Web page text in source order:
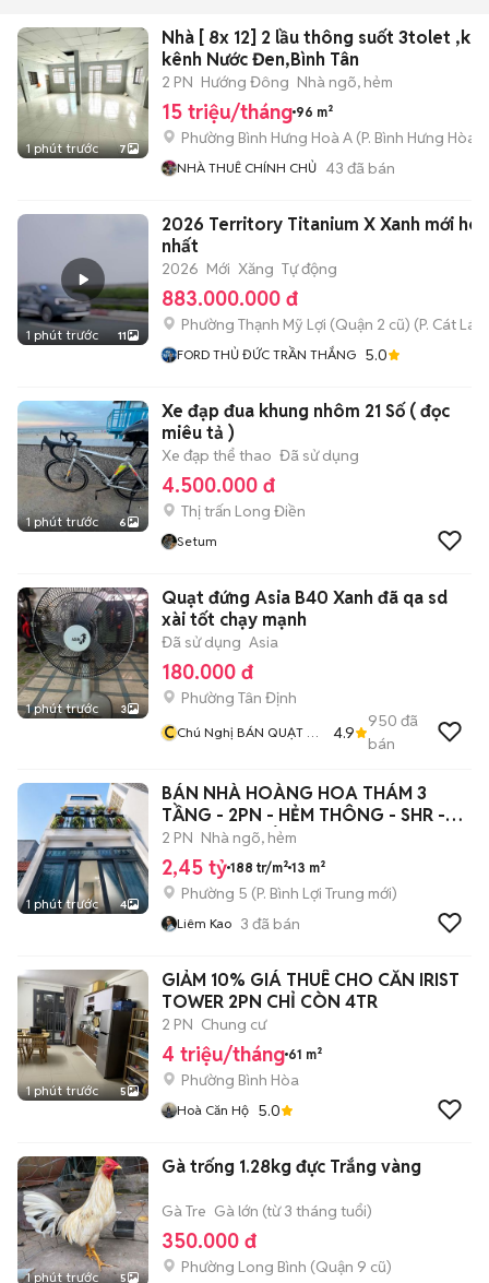
1 phút trước 7
Nhà [ 8x 12] 2 lầu thông suốt 3tolet ,khu
kênh Nước Đen,Bình Tân
2 PN Hướng Đông Nhà ngõ, hẻm
15 triệu/tháng 96 m²
Phường Bình Hưng Hoà A (P. Bình Hưng Hòa
NHÀ THUÊ CHÍNH CHỦ 43 đã bán
1 phút trước 11
2026 Territory Titanium X Xanh mới hot
nhất
2026 Mới Xăng Tự động
883.000.000 đ
Phường Thạnh Mỹ Lợi (Quận 2 cũ) (P. Cát Lái
FORD THỦ ĐỨC TRẦN THẮNG 5.0
1 phút trước 6
Xe đạp đua khung nhôm 21 Số ( đọc
miêu tả )
Xe đạp thể thao Đã sử dụng
4.500.000 đ
Thị trấn Long Điền
Setum
1 phút trước 3
Quạt đứng Asia B40 Xanh đã qa sd
xài tốt chạy mạnh
Đã sử dụng Asia
180.000 đ
Phường Tân Định
CChú Nghị BÁN QUẠT VÀ
4.9
950 đã
bán
1 phút trước 4
BÁN NHÀ HOÀNG HOA THÁM 3
TẦNG - 2PN - HẺM THÔNG - SHR -
BAO SANG TÊN
2 PN Nhà ngõ, hẻm
2,45 tỷ 188 tr/m² 13 m²
Phường 5 (P. Bình Lợi Trung mới)
Liêm Kao 3 đã bán
1 phút trước 5
GIẢM 10% GIÁ THUÊ CHO CĂN IRIST
TOWER 2PN CHỈ CÒN 4TR
2 PN Chung cư
4 triệu/tháng 61 m²
Phường Bình Hòa
Hoà Căn Hộ 5.0
1 phút trước 5
Gà trống 1.28kg đực Trắng vàng
Gà Tre Gà lớn (từ 3 tháng tuổi)
350.000 đ
Phường Long Bình (Quận 9 cũ)